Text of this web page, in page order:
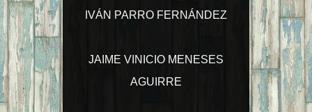
IVÁN PARRO FERNÁNDEZ
JAIME VINICIO MENESES
AGUIRRE